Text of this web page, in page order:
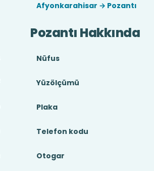
Afyonkarahisar → Pozantı
Pozantı Hakkında
Nüfus
Yüzölçümü
Plaka
Telefon kodu
Otogar